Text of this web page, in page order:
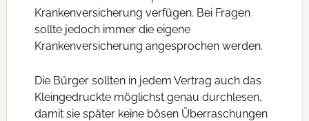
Krankenversicherung verfügen. Bei Fragen
sollte jedoch immer die eigene
Krankenversicherung angesprochen werden.
Die Bürger sollten in jedem Vertrag auch das
Kleingedruckte möglichst genau durchlesen,
damit sie später keine bösen Überraschungen